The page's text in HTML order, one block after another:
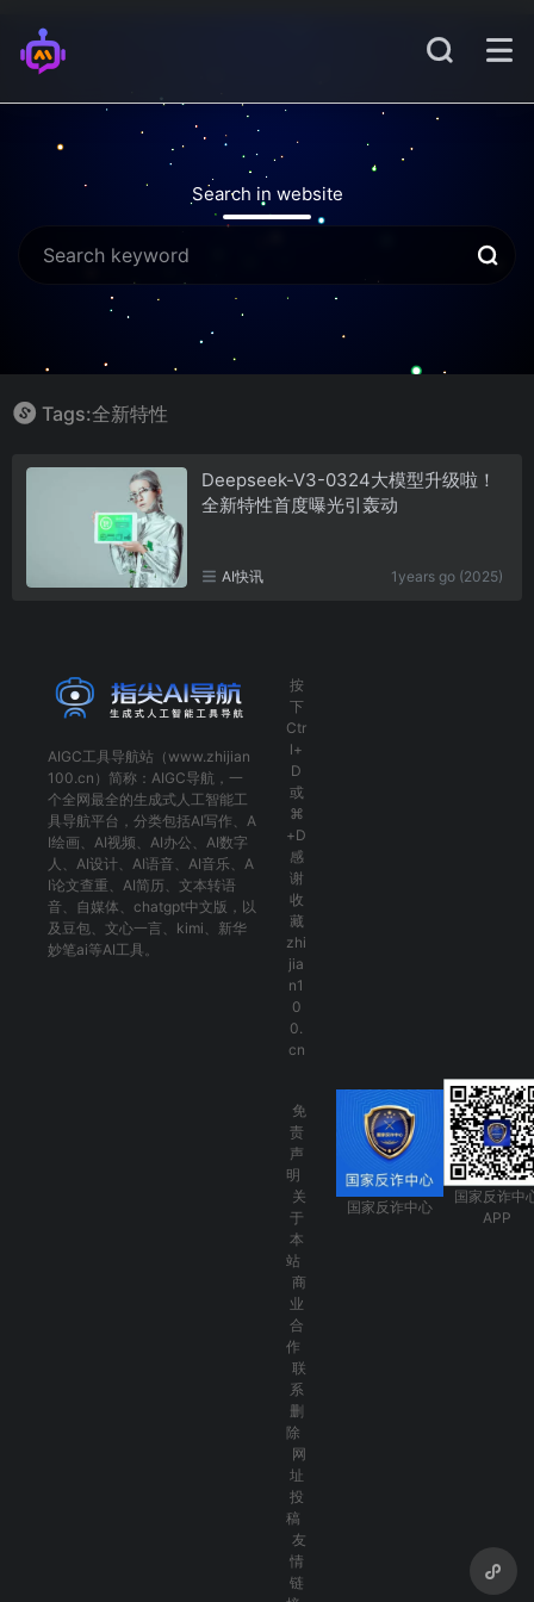
Search in website
Tags:全新特性
Deepseek-V3-0324大模型升级啦！
全新特性首度曝光引轰动
AI快讯 1years go (2025)
AIGC工具导航站（www.zhijian
100.cn）简称： AIGC导航 ，一
个全网最全的生成式人工智能工
具导航平台，分类包括AI写作 、 A
I绘画 、 AI视频 、 AI办公 、 AI数字
人 、 AI设计、 AI语音、 AI音乐、 A
I论文查重 、 AI简历 、 文本转语
音、 自媒体 、 chatgpt中文版 ，以
及 豆包、 文心一言 、 kimi 、 新华
妙笔ai等AI工具。
按
下
Ctr
l+
D
或
⌘
+D
感
谢
收
藏
zhi
jia
n1
0
0.
cn
免
责
声
明
关
于
本
站
商
业
合
作
联
系
删
除
网
址
投
稿
友
情
链
国家反诈中心
国家反诈中
APP